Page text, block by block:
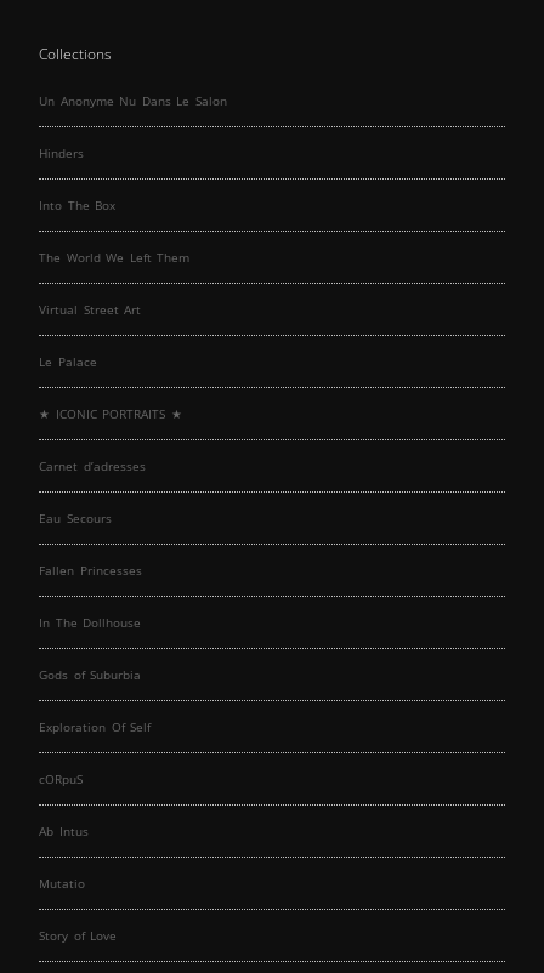
Collections
Un Anonyme Nu Dans Le Salon
Hinders
Into The Box
The World We Left Them
Virtual Street Art
Le Palace
★ ICONIC PORTRAITS ★
Carnet d’adresses
Eau Secours
Fallen Princesses
In The Dollhouse
Gods of Suburbia
Exploration Of Self
cORpuS
Ab Intus
Mutatio
Story of Love